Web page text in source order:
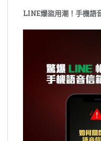
LINE爆盜用潮！手機語